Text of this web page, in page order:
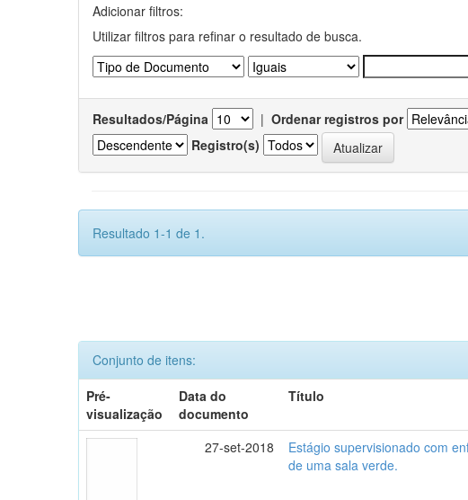
Adicionar filtros:
Utilizar filtros para refinar o resultado de busca.
Resultados/Página | Ordenar registros por
Registro(s)
Resultado 1-1 de 1.
Conjunto de itens:
Pré-
visualização
Data do
documento
Título
27-set-2018
Estágio supervisionado com
de uma sala verde.